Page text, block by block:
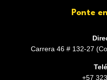
Ponte
Carrera 46 # 132-27
+57